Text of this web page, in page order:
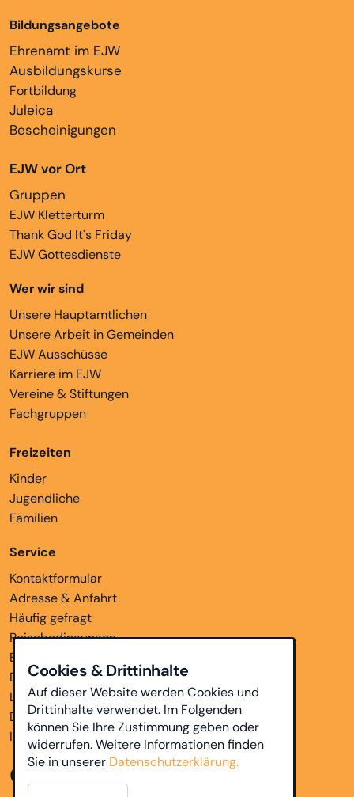
Bildungsangebote
Ehrenamt im EJW
Ausbildungskurse
Fortbildung
Juleica
Bescheinigungen
EJW vor Ort
Gruppen
EJW Kletterturm
Thank God It's Friday
EJW Gottesdienste
Wer wir sind
Unsere Hauptamtlichen
Unsere Arbeit in Gemeinden
EJW Ausschüsse
Karriere im EJW
Vereine & Stiftungen
Fachgruppen
Freizeiten
Kinder
Jugendliche
Familien
Service
Kontaktformular
Adresse & Anfahrt
Häufig gefragt
Reisebedingungen
Bankverbindungen
Downloads
Links
Datenschutz
Impressum
Cookies & Drittinhalte
Auf dieser Website werden Cookies und
Drittinhalte verwendet. Im Folgenden
können Sie Ihre Zustimmung geben oder
widerrufen. Weitere Informationen finden
Sie in unserer Datenschutzerklärung.